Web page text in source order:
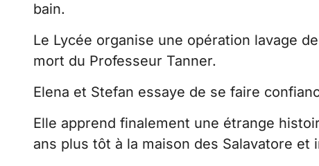
bain.
Le Lycée organise une opération lavage
mort du Professeur Tanner.
Elena et Stefan essaye de se faire
Elle apprend finalement une étrange
ans plus tôt à la maison des Salavatore et